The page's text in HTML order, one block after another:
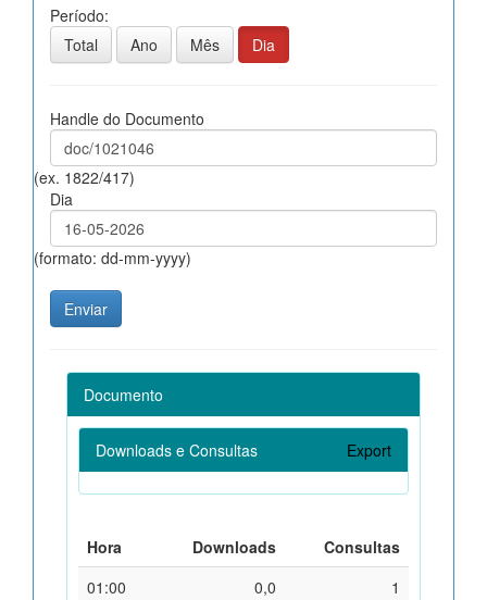
Período:
Total
Ano Mês Dia
Handle do Documento
(ex. 1822/417)
Dia
(formato: dd-mm-yyyy)
Documento
Downloads e Consultas Export
Hora Downloads
Consultas
01:00
0,0
1